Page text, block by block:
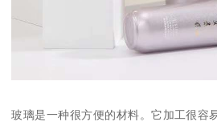
玻璃是一种很方便的材料。它加工很容